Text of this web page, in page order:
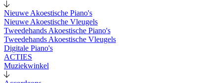
Nieuwe Akoestische Piano's
Nieuwe Akoestische Vleugels
Tweedehands Akoestische Piano's
Tweedehands Akoestische Vleugels
Digitale Piano's
ACTIES
Muziekwinkel